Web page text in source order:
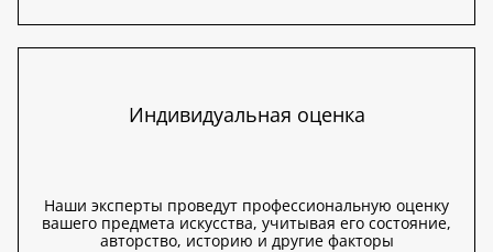
Индивидуальная оценка
Наши эксперты проведут профессиональную оценку
вашего предмета искусства, учитывая его состояние,
авторство, историю и другие факторы